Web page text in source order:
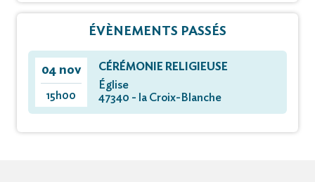
ÉVÈNEMENTS PASSÉS
04 nov
15h00
CÉRÉMONIE RELIGIEUSE
Église
47340 - la Croix-Blanche